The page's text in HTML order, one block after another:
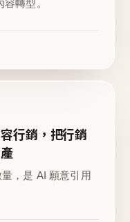
轉型。
行銷，把行銷
，是 AI 願意引用